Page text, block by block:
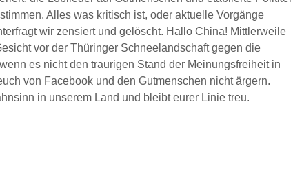
Alles was kritisch ist, oder aktuelle Vorgänge
wir zensiert und gelöscht. Hallo China! Mittlerweile
vor der Thüringer Schneelandschaft gegen die
es nicht den traurigen Stand der Meinungsfreiheit in
von Facebook und den Gutmenschen nicht ärgern.
in unserem Land und bleibt eurer Linie treu.